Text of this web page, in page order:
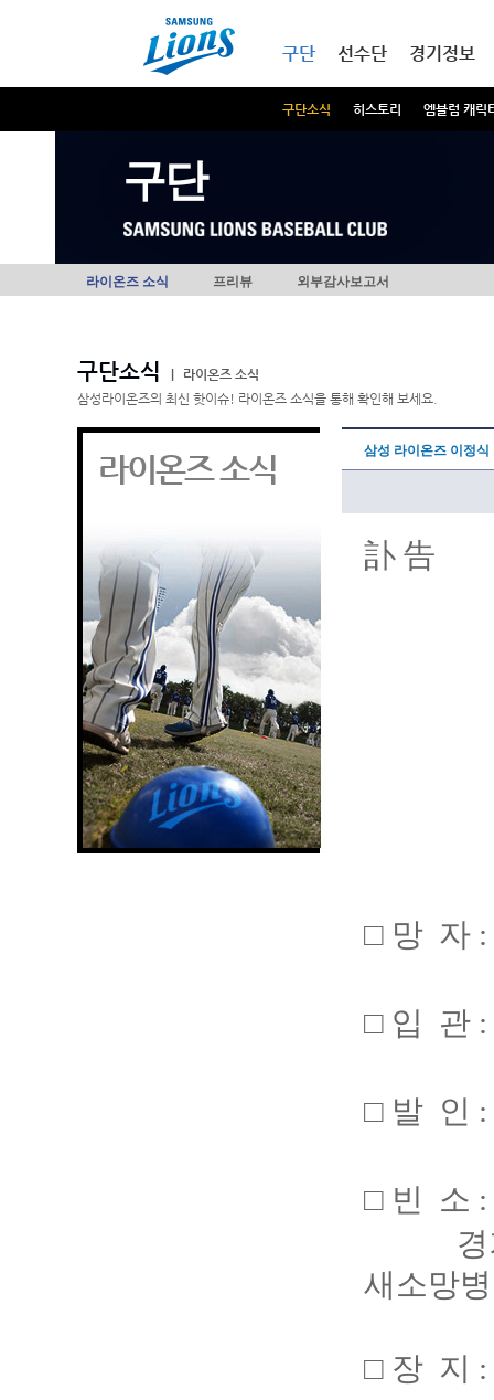
구단
구단소식 히스토리 엠블럼 캐릭
선수단 경기정보
구단
라이온즈 소식 프리뷰 외부감사보고서
구단소식
라이온즈 소식
삼성라이온즈의 최신 핫이슈! 라이온즈 소식을 통해 확인해 보세요.
라이온즈 소식 삼성 라이온즈 이정식
訃 告
□ 망 자
□ 입 관 :
□ 발 인 :
□ 빈 소 :
새소망
□ 장 지 :